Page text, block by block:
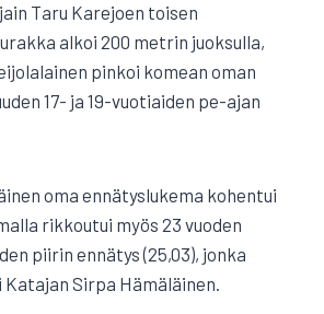
Taru Karejoen toisen
alkoi 200 metrin juoksulla,
pinkoi komean oman
17- ja 19-vuotiaiden pe-ajan
oma ennätyslukema kohentui
rikkoutui myös 23 vuoden
piirin ennätys (25,03), jonka
Katajan Sirpa Hämäläinen.